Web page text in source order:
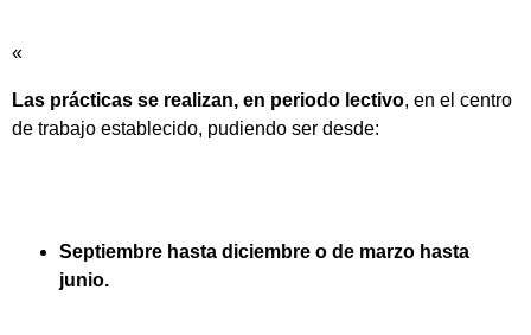
«
Las prácticas se realizan, en periodo lectivo, en el centro
de trabajo establecido, pudiendo ser desde:
Septiembre hasta diciembre o de marzo hasta
junio.